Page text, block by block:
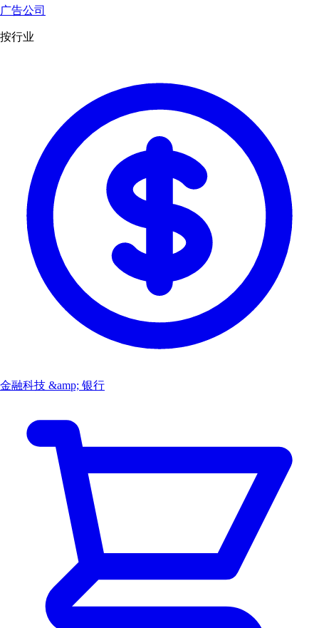
广告公司
按行业
金融科技 &amp; 银行